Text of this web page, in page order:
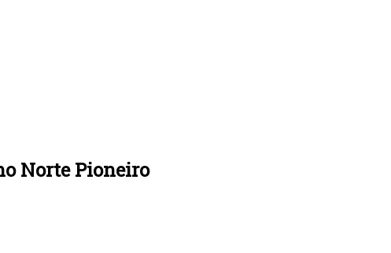
Norte Pioneiro